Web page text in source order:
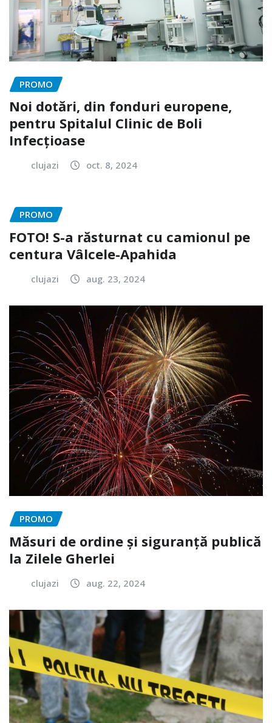
PROMO
Noi dotări, din fonduri europene,
pentru Spitalul Clinic de Boli
Infecțioase
clujazi oct. 8, 2024
PROMO
FOTO! S-a răsturnat cu camionul pe
centura Vâlcele-Apahida
clujazi aug. 23, 2024
PROMO
Măsuri de ordine și siguranță publică
la Zilele Gherlei
clujazi aug. 22, 2024